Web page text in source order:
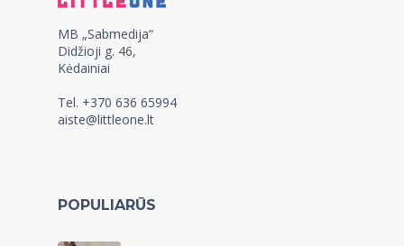
MB „Sabmedija“
Didžioji g. 46,
Kėdainiai
Tel. +370 636 65994
aiste@littleone.lt
POPULIARŪS